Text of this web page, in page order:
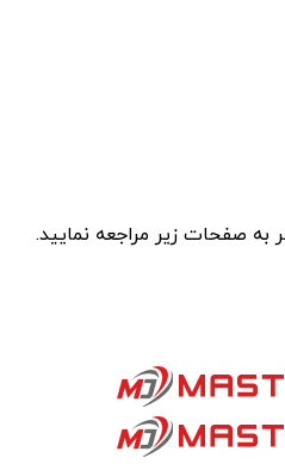
صفحات زیر مراجعه نمایید.